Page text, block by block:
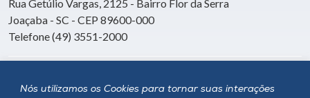
Nós utilizamos os Cookies para tornar suas interações
Rua Getúlio Vargas, 2125 - Bairro Flor da Serra
Joaçaba - SC - CEP 89600-000
Telefone (49) 3551-2000
Siga a Unoesc